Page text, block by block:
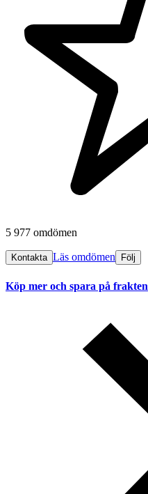
5 977 omdömen
Kontakta Läs omdömen Följ
Köp mer och spara på frakten